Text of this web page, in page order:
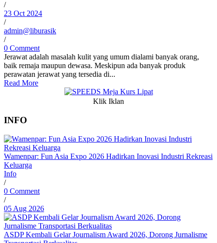
/
23 Oct 2024
/
admin@liburasik
/
0 Comment
Jerawat adalah masalah kulit yang umum dialami banyak orang,
baik remaja maupun dewasa. Meskipun ada banyak produk
perawatan jerawat yang tersedia di...
Read More
Klik Iklan
INFO
Wamenpar: Fun Asia Expo 2026 Hadirkan Inovasi Industri Rekreasi
Keluarga
Info
/
0 Comment
/
05 Aug 2026
ASDP Kembali Gelar Journalism Award 2026, Dorong Jurnalisme